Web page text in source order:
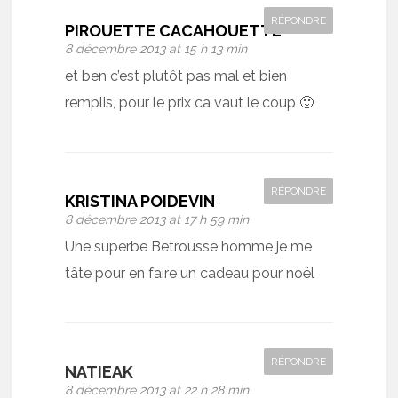
PIROUETTE CACAHOUETTE
8 décembre 2013 at 15 h 13 min
RÉPONDRE
et ben c’est plutôt pas mal et bien
remplis, pour le prix ca vaut le coup 🙂
KRISTINA POIDEVIN
8 décembre 2013 at 17 h 59 min
RÉPONDRE
Une superbe Betrousse homme je me
tâte pour en faire un cadeau pour noël
NATIEAK
8 décembre 2013 at 22 h 28 min
RÉPONDRE